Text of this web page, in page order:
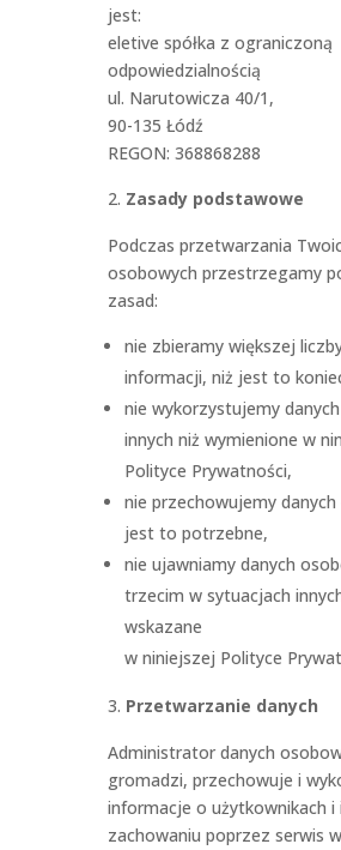
jest:
eletive spółka z ograniczoną
odpowiedzialnością
ul. Narutowicza 40/1,
90-135 Łódź
REGON: 368868288
Zasady podstawowe
Podczas przetwarzania
osobowych przestrzegamy
zasad:
nie zbieramy większej
informacji, niż jest to
nie wykorzystujemy
innych niż wymienione w
Polityce Prywatności,
nie przechowujemy danych
jest to potrzebne,
nie ujawniamy danych
trzecim w sytuacjach
wskazane
w niniejszej Polityce
Przetwarzanie danych
Administrator danych
gromadzi, przechowuje i
informacje o użytkownikach i
zachowaniu poprzez serwis w